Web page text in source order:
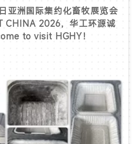
亚洲国际集约化畜牧展览会
CHINA 2026，华工环源诚
to visit HGHY！